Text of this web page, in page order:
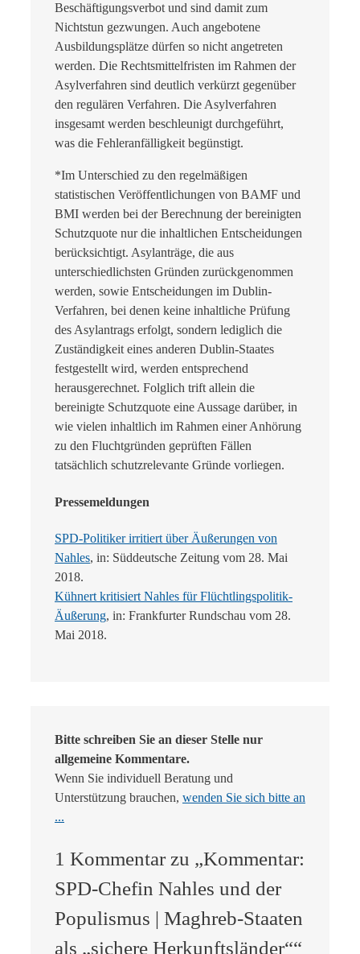
Beschäftigungsverbot und sind damit zum
Nichtstun gezwungen. Auch angebotene
Ausbildungsplätze dürfen so nicht angetreten
werden. Die Rechtsmittelfristen im Rahmen der
Asylverfahren sind deutlich verkürzt gegenüber
den regulären Verfahren. Die Asylverfahren
insgesamt werden beschleunigt durchgeführt,
was die Fehleranfälligkeit begünstigt.
*Im Unterschied zu den regelmäßigen
statistischen Veröffentlichungen von BAMF und
BMI werden bei der Berechnung der bereinigten
Schutzquote nur die inhaltlichen Entscheidungen
berücksichtigt. Asylanträge, die aus
unterschiedlichsten Gründen zurückgenommen
werden, sowie Entscheidungen im Dublin-
Verfahren, bei denen keine inhaltliche Prüfung
des Asylantrags erfolgt, sondern lediglich die
Zuständigkeit eines anderen Dublin-Staates
festgestellt wird, werden entsprechend
herausgerechnet. Folglich trift allein die
bereinigte Schutzquote eine Aussage darüber, in
wie vielen inhaltlich im Rahmen einer Anhörung
zu den Fluchtgründen geprüften Fällen
tatsächlich schutzrelevante Gründe vorliegen.
Pressemeldungen
SPD-Politiker irritiert über Äußerungen von
Nahles, in: Süddeutsche Zeitung vom 28. Mai
2018.
Kühnert kritisiert Nahles für Flüchtlingspolitik-
Äußerung, in: Frankfurter Rundschau vom 28.
Mai 2018.
Bitte schreiben Sie an dieser Stelle nur
allgemeine Kommentare.
Wenn Sie individuell Beratung und
Unterstützung brauchen, wenden Sie sich bitte an
...
1 Kommentar zu „Kommentar:
SPD-Chefin Nahles und der
Populismus | Maghreb-Staaten
als „sichere Herkunftsländer““